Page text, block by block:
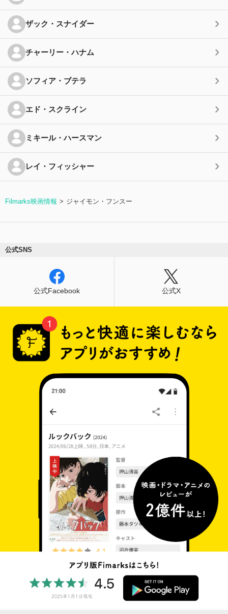
ザック・スナイダー
チャーリー・ハナム
ソフィア・ブテラ
エド・スクライン
ミキール・ハースマン
レイ・フィッシャー
Filmarks映画情報 ジャイモン・フンスー
公式SNS
公式Facebook 公式X